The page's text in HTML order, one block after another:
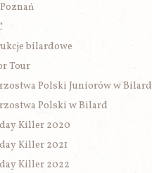
bilardowe
Tour
Polski Juniorów w Bilard
Polski w Bilard
Killer 2020
Killer 2021
Killer 2022